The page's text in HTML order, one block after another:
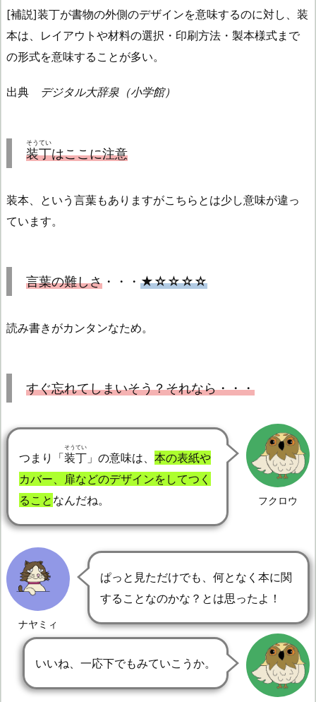
[補説]装丁が書物の外側のデザインを意味するのに対し、装
本は、レイアウトや材料の選択・印刷方法・製本様式まで
の形式を意味することが多い。
出典 デジタル大辞泉（小学館）
装丁
そうてい
はここに注意
装本、という言葉もありますがこちらとは少し意味が違っ
ています。
言葉の難しさ ・・・ ★☆☆☆☆
読み書きがカンタンなため。
すぐ忘れてしまいそう？それなら・・・
フクロウ
つまり「装丁
そうてい
」の意味は、 本の表紙や
カバー、扉などのデザインをしてつく
ること なんだね。
ナヤミィ
ぱっと見ただけでも、何となく本に関
することなのかな？とは思ったよ！
いいね、一応下でもみていこうか。